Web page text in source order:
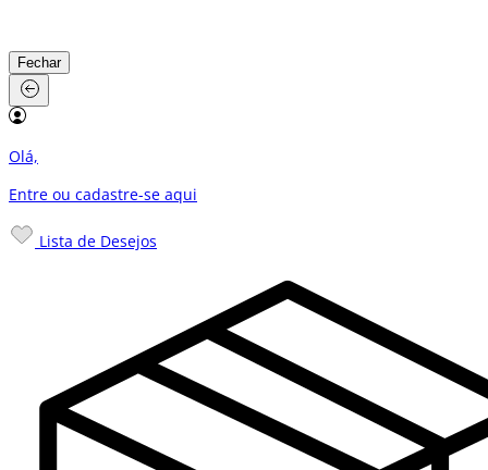
Fechar
Olá,
Entre ou cadastre-se aqui
Lista de Desejos